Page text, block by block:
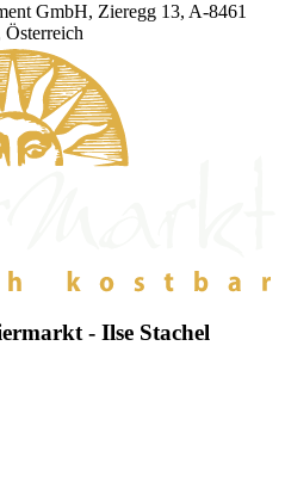
GmbH, Zieregg 13, A-8461
Österreich
- Ilse Stachel